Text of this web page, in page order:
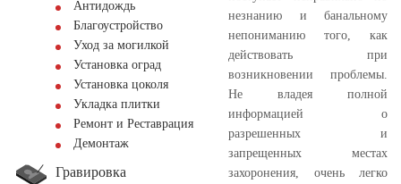
Антидождь
Благоустройство
Уход за могилкой
Установка оград
Установка цоколя
Укладка плитки
Ремонт и Реставрация
Демонтаж
Гравировка
незнанию и банальному
непониманию того, как
действовать при
возникновении проблемы.
Не владея полной
информацией о
разрешенных и
запрещенных местах
захоронения, очень легко